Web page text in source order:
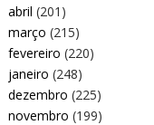
abril (201)
março (215)
fevereiro (220)
janeiro (248)
dezembro (225)
novembro (199)